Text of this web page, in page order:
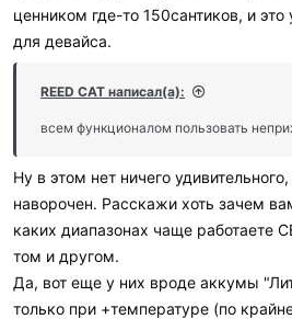
ценником где-то 150сантиков, и
для девайса.
REED CAT написал(а):
всем функционалом пользовать
Ну в этом нет ничего
наворочен. Расскажи хоть зачем
каких диапазонах чаще работаете
том и другом.
Да, вот еще у них вроде аккумы
только при +температуре (по